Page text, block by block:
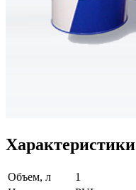
Характеристики
Объем, л
1